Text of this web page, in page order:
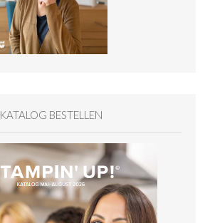
KATALOG BESTELLEN